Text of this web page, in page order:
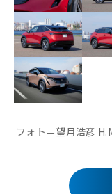
フォト＝望月浩彦